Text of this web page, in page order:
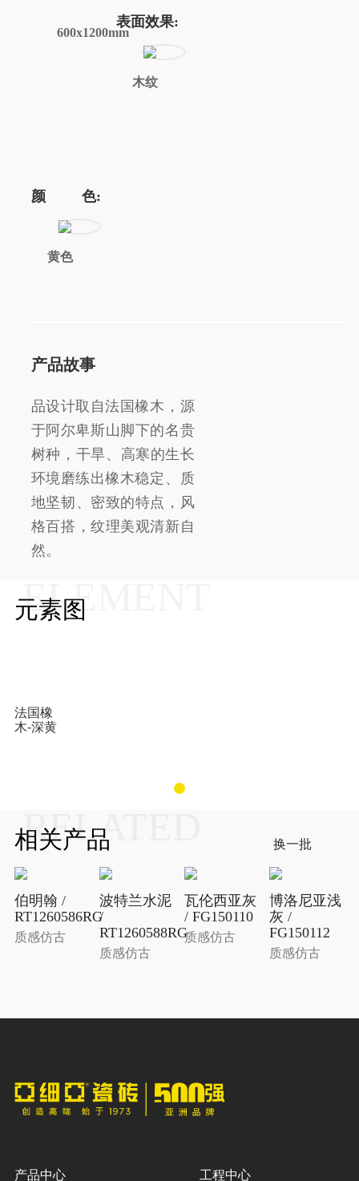
600x1200mm
表面效果:
木纹
颜 色:
黄色
产品故事
品设计取自法国橡木，源
于阿尔卑斯山脚下的名贵
树种，干旱、高寒的生长
环境磨练出橡木稳定、质
地坚韧、密致的特点，风
格百搭，纹理美观清新自
然。
元素图
ELEMENT
法国橡
木-深黄
相关产品
RELATED 换一批
伯明翰 /
RT1260586RG
质感仿古
波特兰水泥
/
RT1260588RG
质感仿古
瓦伦西亚灰
/ FG150110
质感仿古
博洛尼亚浅
灰 /
FG150112
质感仿古
产品中心 工程中心